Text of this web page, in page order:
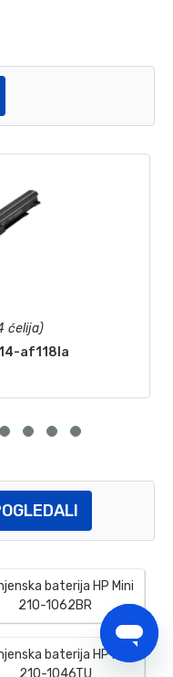
ćelija)
af118la
baterija HP Mini
210-1062BR
baterija HP Mini